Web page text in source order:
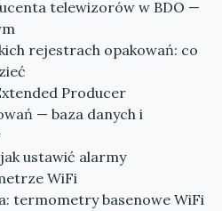
telewizorów w BDO —
rejestrach opakowań: co
Producer
— baza danych i
ustawić alarmy
WiFi
termometry basenowe WiFi